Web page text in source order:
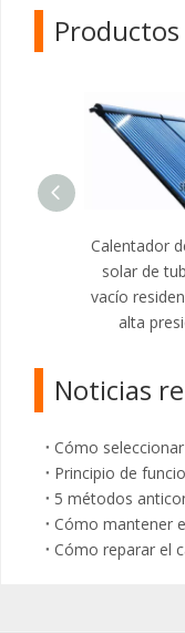
Calentador
solar de
vacío
alta
Noticias